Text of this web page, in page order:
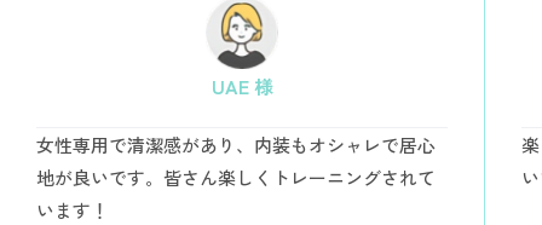
UAE 様
女性専用で清潔感があり、内装もオシャレで居心
地が良いです。皆さん楽しくトレーニングされて
います！